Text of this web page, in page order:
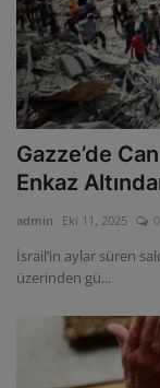
Gazze’de
Enkaz
admin Eki 11, 2025 0
İsrail’in aylar süren
üzerinden gü...